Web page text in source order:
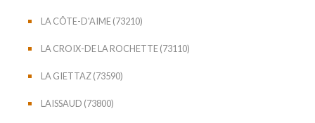
LA CÔTE-D'AIME (73210)
LA CROIX-DE LA ROCHETTE (73110)
LA GIETTAZ (73590)
LAISSAUD (73800)